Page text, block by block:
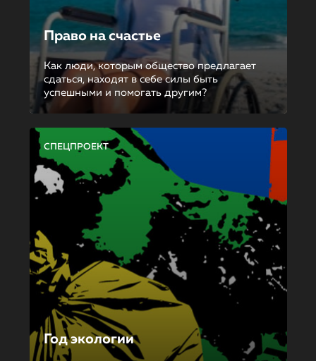
Право на счастье
Как люди, которым общество предлагает
сдаться, находят в себе силы быть
успешными и помогать другим?
СПЕЦПРОЕКТ
Год экологии